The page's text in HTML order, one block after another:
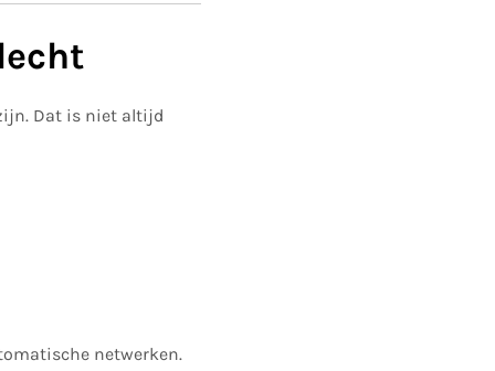
Dat is niet altijd
netwerken.